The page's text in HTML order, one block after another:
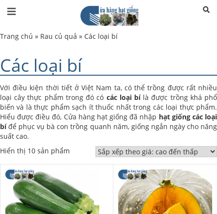
Trang chủ » Rau củ quả » Các loại bí
Các loại bí
Với điều kiện thời tiết ở Việt Nam ta, có thể trồng được rất nhiều
loại cây thực phẩm trong đó có các loại bílà được trồng khá phổ
biến và là thực phẩm sạch ít thuốc nhất trong các loại thực phẩm.
Hiểu được điều đó, Cửa hàng hạt giống đã nhập hạt giống các loại
bíđể phục vụ bà con trồng quanh năm, giống ngắn ngày cho năng
suất cao.
Hiển thị 10 sản phẩm